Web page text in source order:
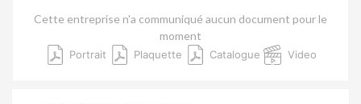
Cette entreprise n'a communiqué aucun document pour le
moment
Portrait Plaquette Catalogue Video